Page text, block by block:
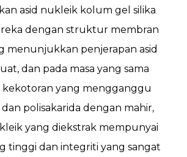
asid nukleik kolum gel silika
dengan struktur membran
menunjukkan penjerapan asid
dan pada masa yang sama
kekotoran yang mengganggu
polisakarida dengan mahir,
yang diekstrak mempunyai
tinggi dan integriti yang sangat